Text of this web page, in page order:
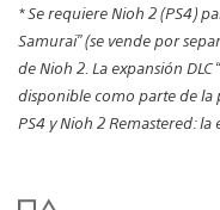
* Se requiere Nioh 2 (PS4)
Samurai” (se vende por
de Nioh 2. La expansión DLC
disponible como parte de la
PS4 y Nioh 2 Remastered: